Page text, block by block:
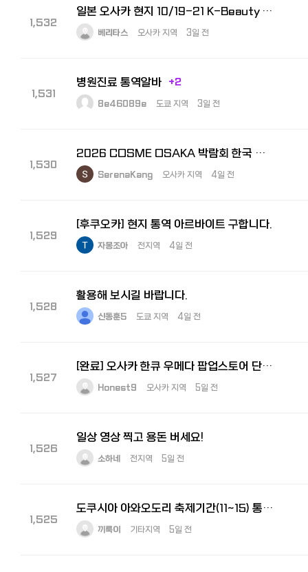
1,532
일본 오사카 현지 10/19-21 K-Beauty Expo 수출상담회 통역사 모집
베리타스 오사카 지역 3일 전
1,531
병원진료 통역알바 +2
8e46089e 도쿄 지역 3일 전
1,530
2026 COSME OSAKA 박람회 한국 참가 기업 부스 내 비즈니스 통역원 모집
SerenaKang 오사카 지역 4일 전
1,529
[후쿠오카] 현지 통역 아르바이트 구합니다.
자몽조아 전지역 4일 전
1,528
활용해 보시길 바랍니다.
신동훈5 도쿄 지역 4일 전
1,527
[완료] 오사카 한큐 우메다 팝업스토어 단기알바 구해요! 8월5일 ~ 11일
Honest9 오사카 지역 5일 전
1,526
일상 영상 찍고 용돈 버세요!
소하네 전지역 5일 전
1,525
도쿠시아 아와오도리 축제기간(11~15) 통역 구합니다
끼룩이 기타지역 5일 전